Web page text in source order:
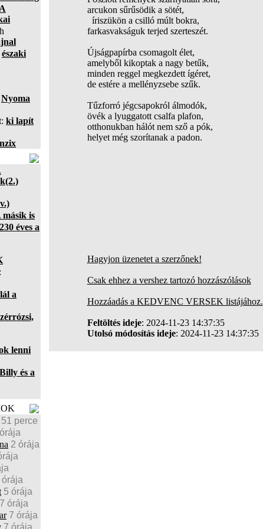
A
északi
Nyoma
ki lapít
másik is
230 éves a
a
lenni
Billy és a
51 perce
2 órája
órája
5 órája
7 órája
7 órája
7 órája
arcukon sűrűsödik a sötét,
íriszükön a csilló múlt bokra,
farkasvakságuk terjed szerteszét.
Újságpapírba csomagolt élet,
amelyből kikoptak a nagy betűk,
minden reggel megkezdett ígéret,
de estére a mellényzsebe szűk.
Tűzforró jégcsapokról álmodók,
övék a lyuggatott csalfa plafon,
otthonukban hálót nem sző a pók,
helyet még szorítanak a padon.
Hagyjon üzenetet a szerzőnek!
Csak ehhez a vershez tartozó hozzászólások
Hozzáadás a KEDVENC VERSEK listájához.
Feltöltés ideje: 2024-11-23 14:37:35
Utolsó módosítás ideje: 2024-11-23 14:37:35